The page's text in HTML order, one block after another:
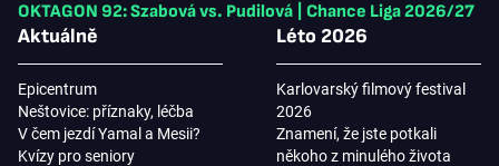
OKTAGON 92: Szabová vs. Pudilová
Chance Liga 2026/27
Aktuálně
Epicentrum
Neštovice: příznaky, léčba
V čem jezdí Yamal a Mesii?
Kvízy pro seniory
Léto 2026
Karlovarský filmový festival
2026
Znamení, že jste potkali
někoho z minulého života